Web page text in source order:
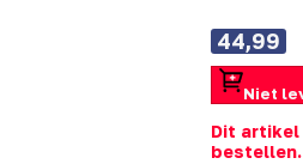
44,99
Niet
Dit artikel
bestellen.